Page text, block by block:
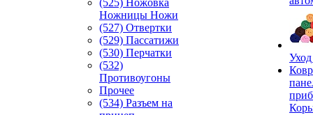
(525) Ножовка
Ножницы Ножи
(527) Отвертки
(529) Пассатижи
(530) Перчатки
(532)
Противоугоны
Прочее
(534) Разъем на
Уход